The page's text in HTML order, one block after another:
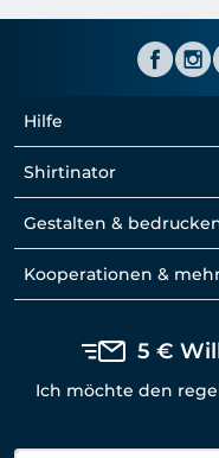
Hilfe
Shirtinator
Gestalten &
Kooperationen &
5 €
Ich möchte den